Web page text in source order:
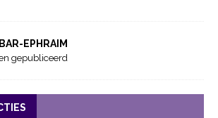
EPHRAIM
gepubliceerd